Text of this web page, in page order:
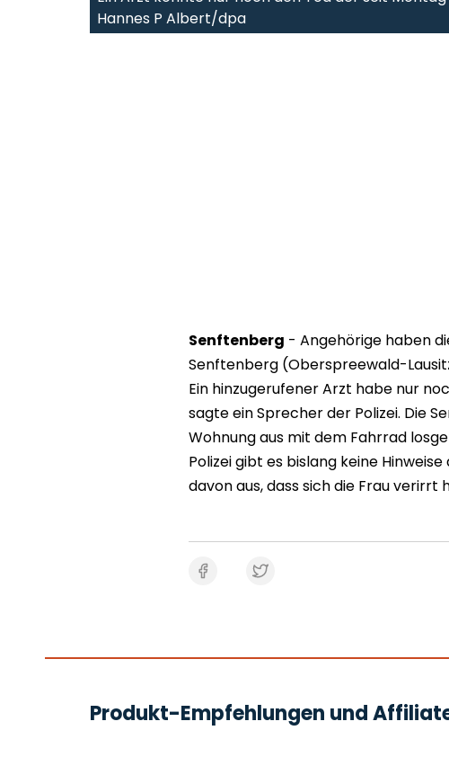
Hannes P Albert/dpa
Senftenberg - Angehörige haben
Senftenberg (Oberspreewald-
Ein hinzugerufener Arzt habe nur
sagte ein Sprecher der Polizei. Die
Wohnung aus mit dem Fahrrad
Polizei gibt es bislang keine
davon aus, dass sich die Frau verirrt
Produkt-Empfehlungen und